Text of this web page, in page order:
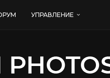
УПРАВЛЕНИЕ